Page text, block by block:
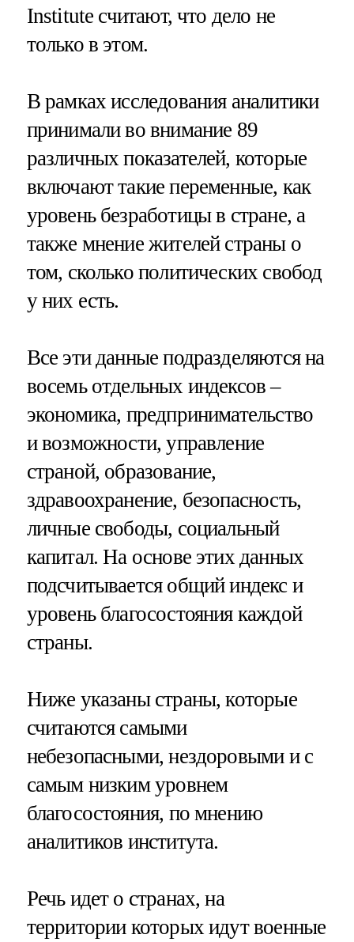
Institute считают, что дело не
только в этом.
В рамках исследования аналитики
принимали во внимание 89
различных показателей, которые
включают такие переменные, как
уровень безработицы в стране, а
также мнение жителей страны о
том, сколько политических свобод
у них есть.
Все эти данные подразделяются на
восемь отдельных индексов –
экономика, предпринимательство
и возможности, управление
страной, образование,
здравоохранение, безопасность,
личные свободы, социальный
капитал. На основе этих данных
подсчитывается общий индекс и
уровень благосостояния каждой
страны.
Ниже указаны страны, которые
считаются самыми
небезопасными, нездоровыми и с
самым низким уровнем
благосостояния, по мнению
аналитиков института.
Речь идет о странах, на
территории которых идут военные